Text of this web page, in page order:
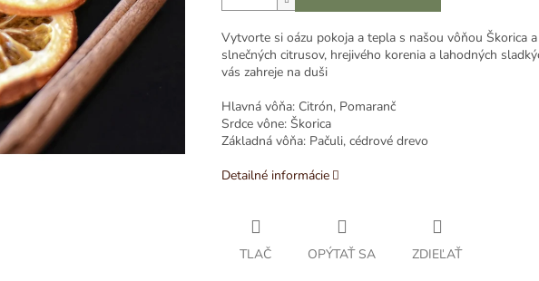
Vytvorte si oázu pokoja a tepla s našou vôňou Škorica
slnečných citrusov, hrejivého korenia a lahodných
vás zahreje na duši
Hlavná vôňa: Citrón, Pomaranč
Srdce vône: Škorica
Základná vôňa: Pačuli, cédrové drevo
Detailné informácie
TLAČ OPÝTAŤ SA ZDIEĽAŤ